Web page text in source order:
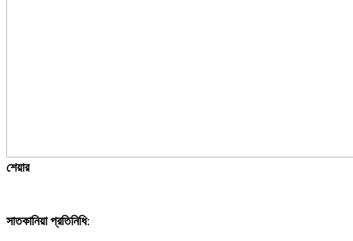
শেয়ার
সাতকানিয়া প্রতিনিধি: